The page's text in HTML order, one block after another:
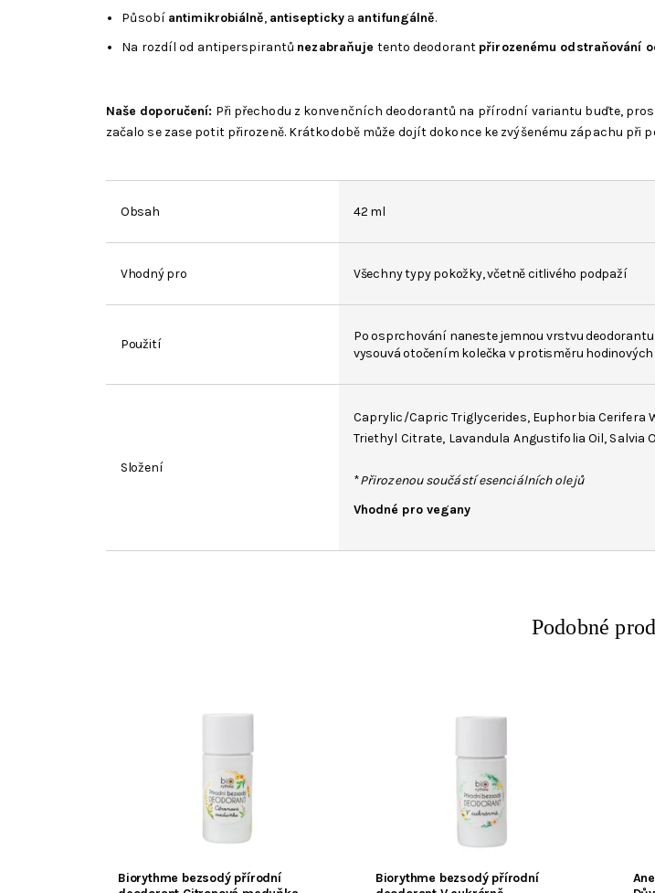
Působí antimikrobiálně, antisepticky a antifungálně.
Na rozdíl od antiperspirantů nezabraňuje tento deodorant přirozenému odstraňování
Naše doporučení: Při přechodu z konvenčních deodorantů na přírodní variantu buďte,
začalo se zase potit přirozeně. Krátkodobě může dojít dokonce ke zvýšenému zápachu při
Obsah 42 ml
Vhodný pro Všechny typy pokožky, včetně citlivého podpaží
Použití
Po osprchování naneste jemnou vrstvu
vysouvá otočením kolečka v protisměru hodinových
Složení
Caprylic/Capric Triglycerides, Euphorbia Cerifera
Triethyl Citrate, Lavandula Angustifolia Oil, Salvia
*Přirozenou součástí esenciálních olejů
Vhodné pro vegany
Podobné
Biorythme bezsodý přírodní
Biorythme bezsodý přírodní